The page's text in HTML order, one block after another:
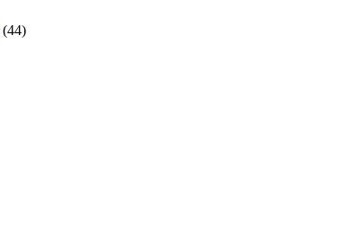
(44)